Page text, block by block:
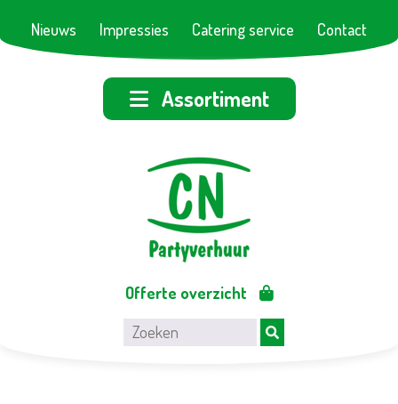
Nieuws Impressies Catering service Contact
Assortiment
Offerte overzicht